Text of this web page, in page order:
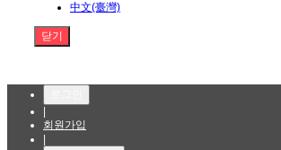
中文(臺灣)
닫기
회원가입